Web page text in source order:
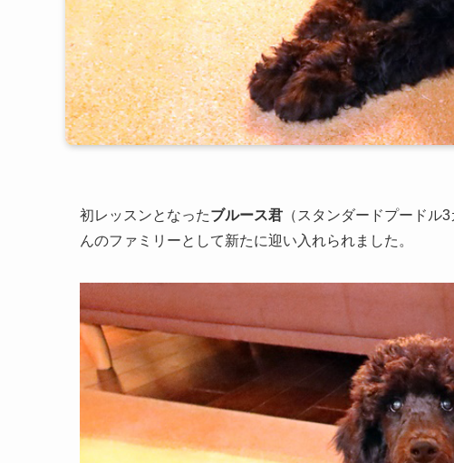
初レッスンとなったブルース君 （スタンダードプード
んのファミリーとして新たに迎い入れられました。